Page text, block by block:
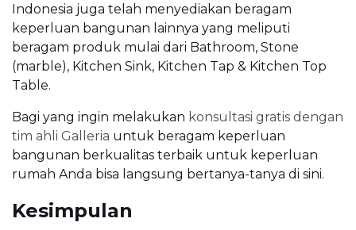
Indonesia juga telah menyediakan beragam
keperluan bangunan lainnya yang meliputi
beragam produk mulai dari Bathroom, Stone
(marble), Kitchen Sink, Kitchen Tap & Kitchen Top
Table.
Bagi yang ingin melakukan konsultasi gratis dengan
tim ahli Galleria untuk beragam keperluan
bangunan berkualitas terbaik untuk keperluan
rumah Anda bisa langsung bertanya-tanya di sini.
Kesimpulan